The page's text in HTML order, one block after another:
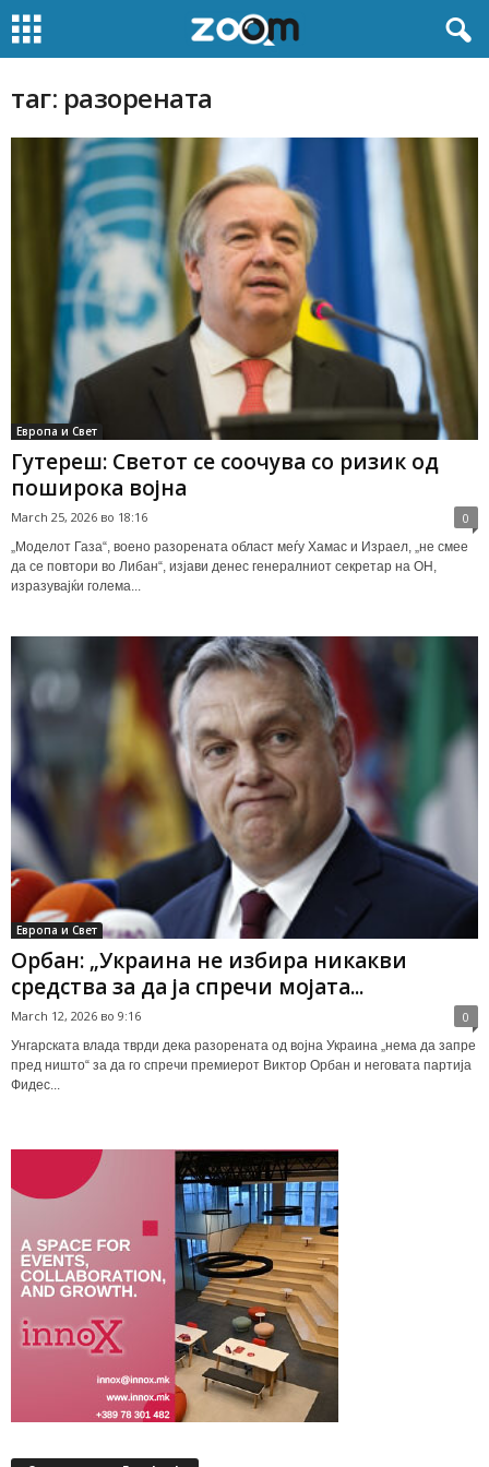
таг: разорената
Европа и Свет
Гутереш: Светот се соочува со ризик од
поширока војна
March 25, 2026 во 18:16 0
„Моделот Газа“, воено разорената област меѓу Хамас и Израел, „не смее
да се повтори во Либан“, изјави денес генералниот секретар на ОН,
изразувајќи голема...
Европа и Свет
Орбан: „Украина не избира никакви
средства за да ја спречи мојата...
March 12, 2026 во 9:16 0
Унгарската влада тврди дека разорената од војна Украина „нема да запре
пред ништо“ за да го спречи премиерот Виктор Орбан и неговата партија
Фидес...